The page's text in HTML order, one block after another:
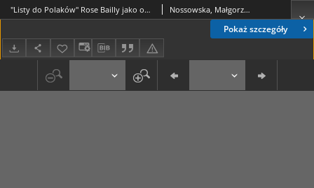
Pokaż szczegóły
"Listy do Polaków" Rose Bailly jako odbicie losów polskich żołnierzy internowanych we Francji po czerwcu 1940 roku Nossowska, Małgorzata